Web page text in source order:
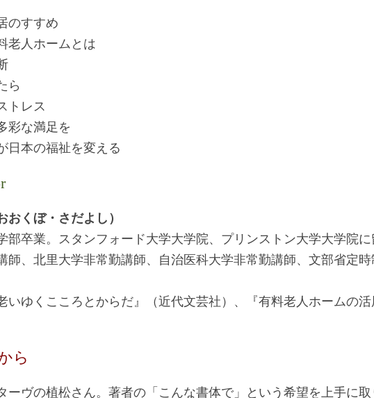
のすすめ
老人ホームとは
ら
トレス
彩な満足を
日本の福祉を変える
おくぼ・さだよし）
部卒業。スタンフォード大学大学院、プリンストン大学大学院
師、北里大学非常勤講師、自治医科大学非常勤講師、文部省定
いゆくこころとからだ』（近代文芸社）、『有料老人ホームの
ら
ーヴの植松さん。著者の「こんな書体で」という希望を上手に